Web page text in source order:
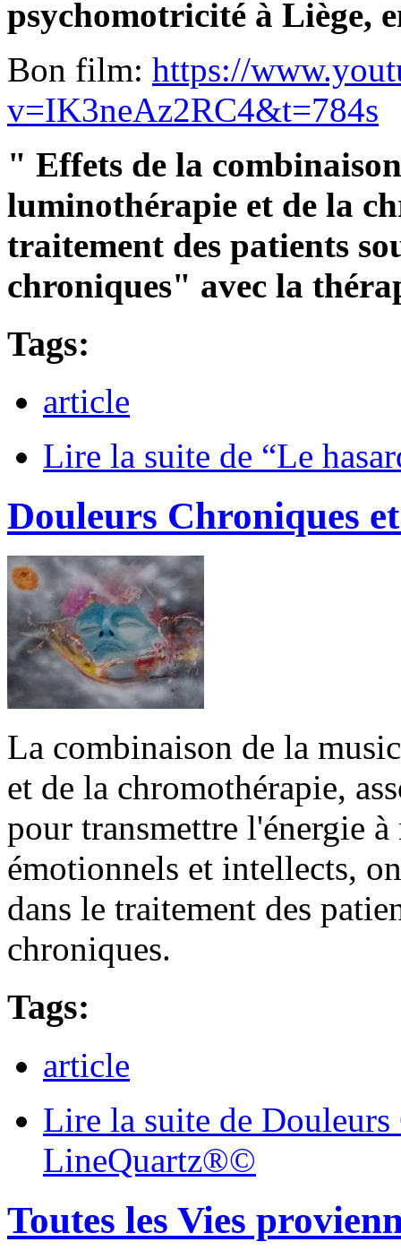
psychomotricité à Liège,
Bon film: https://
v=IK3neAz2RC4&t=784s
" Effets de la
luminothérapie et de la
traitement des patients
chroniques" avec la
Tags:
article
Lire la suite de “Le
Douleurs Chroniques
La combinaison de la
et de la chromothérapie,
pour transmettre l'énergie
émotionnels et intellects,
dans le traitement des
chroniques.
Tags:
article
Lire la suite de
LineQuartz®©
Toutes les Vies